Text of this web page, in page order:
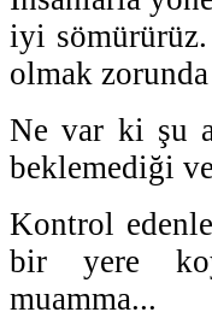
iyi
olmak
Ne var ki şu
beklemediği
Kontrol
bir yere
muamma...